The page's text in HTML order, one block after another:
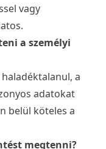
vagy
a személyi
a
adatokat
belül köteles a
megtenni?